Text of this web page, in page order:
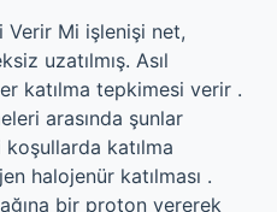
Verir Mi işlenişi net,
uzatılmış. Asıl
katılma tepkimesi verir .
arasında şunlar
katılma
halojenür katılması .
bir proton vererek